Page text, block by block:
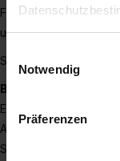
Benutzung der
Notwendig
Präferenzen
Freude dabei. Diese
unsere Produkte
Starten Sie Ihre
Berufe mit Zukunft
Eine technische oder
ADMEDES ist für
Schulabsolventen die